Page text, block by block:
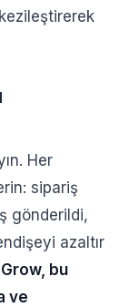
Her
sipariş
gönderildi,
azaltır
bu
ve